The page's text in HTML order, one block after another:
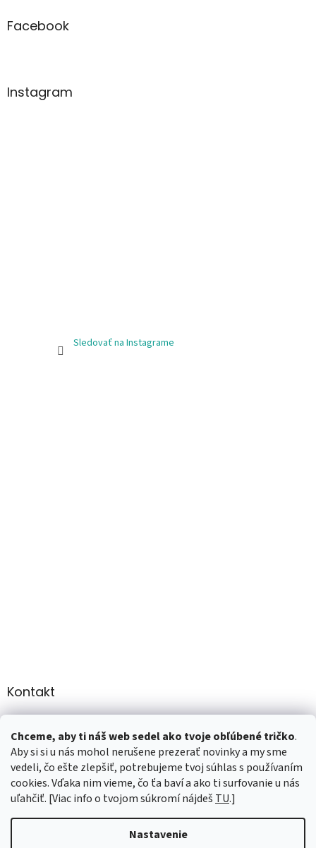
Chceme, aby ti náš web sedel ako tvoje obľúbené tričko.
Aby si si u nás mohol nerušene prezerať novinky a my sme
vedeli, čo ešte zlepšiť, potrebujeme tvoj súhlas s používaním
cookies. Vďaka nim vieme, čo ťa baví a ako ti surfovanie u nás
uľahčiť. [Viac info o tvojom súkromí nájdeš TU.]
Nastavenie
Facebook
Instagram
Sledovať na Instagrame
Kontakt
+421 907947783
Vytvoril Shoptet